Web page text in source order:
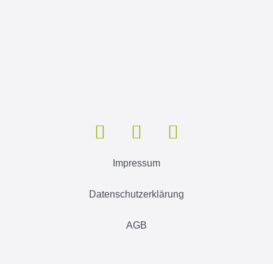
Impressum
Datenschutzerklärung
AGB